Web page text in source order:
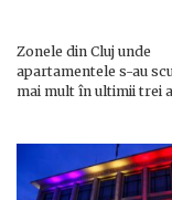
Zonele din Cluj unde
apartamentele s-au
mai mult în ultimii trei